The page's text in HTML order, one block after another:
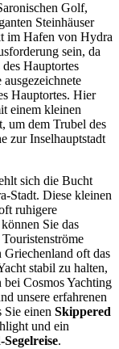
Golf,
Steinhäuser
im Hafen von Hydra
sein, da
Hauptortes
Hauptortes. Hier
einem kleinen
um dem Trubel des
zur Inselhauptstadt
sich die Bucht
Stadt. Diese kleinen
ruhigere
Sie das
Griechenland oft das
stabil zu halten,
bei Cosmos Yachting
unsere erfahrenen
Sie einen Skippered
und ein
.